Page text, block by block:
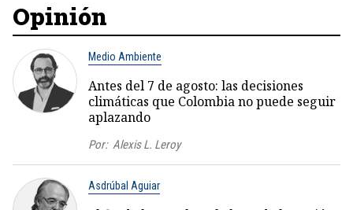
Opinión
Medio Ambiente
Antes del 7 de agosto: las decisiones
climáticas que Colombia no puede seguir
aplazando
Por: Alexis L. Leroy
Asdrúbal Aguiar